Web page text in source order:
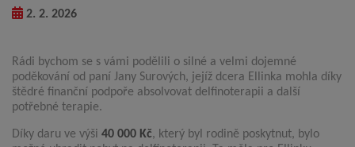
2. 2. 2026
Rádi bychom se s vámi podělili o silné a velmi dojemné
poděkování od paní Jany Surových, jejíž dcera Ellinka mohla díky
štědré finanční podpoře absolvovat delfinoterapii a další
potřebné terapie.
Díky daru ve výši 40 000 Kč, který byl rodině poskytnut, bylo